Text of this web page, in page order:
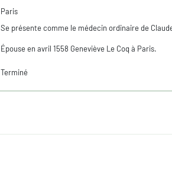
Paris
Se présente comme le médecin ordinaire de
Épouse en avril 1558 Geneviève Le Coq à Paris.
Terminé